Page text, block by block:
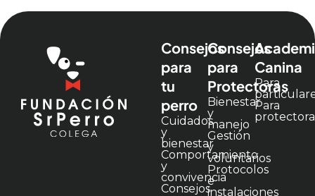
Consejos
para
tu
perro
Cuidados
y
bienestar
Comportamiento
y
convivencia
Consejos
Consejos
para
Protectoras
Bienestar
y
manejo
Gestión
y
voluntarios
Protocolos
e
instalaciones
Canina
Para
Para